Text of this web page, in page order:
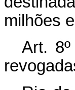
milhões
Art.